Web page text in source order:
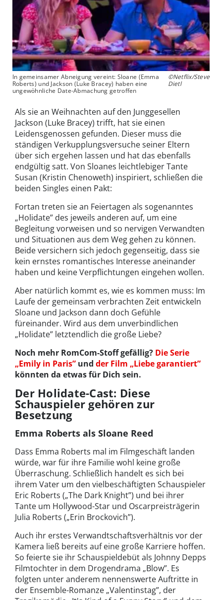
In gemeinsamer Abneigung vereint: Sloane (Emma
Roberts) und Jackson (Luke Bracey) haben eine
ungewöhnliche Date-Abmachung getroffen
©Netflix/Steve
Dietl
Als sie an Weihnachten auf den Junggesellen
Jackson (Luke Bracey) trifft, hat sie einen
Leidensgenossen gefunden. Dieser muss die
ständigen Verkupplungsversuche seiner Eltern
über sich ergehen lassen und hat das ebenfalls
endgültig satt. Von Sloanes leichtlebiger Tante
Susan (Kristin Chenoweth) inspiriert, schließen die
beiden Singles einen Pakt:
Fortan treten sie an Feiertagen als sogenanntes
„Holidate” des jeweils anderen auf, um eine
Begleitung vorweisen und so nervigen Verwandten
und Situationen aus dem Weg gehen zu können.
Beide versichern sich jedoch gegenseitig, dass sie
kein ernstes romantisches Interesse aneinander
haben und keine Verpflichtungen eingehen wollen.
Aber natürlich kommt es, wie es kommen muss: Im
Laufe der gemeinsam verbrachten Zeit entwickeln
Sloane und Jackson dann doch Gefühle
füreinander. Wird aus dem unverbindlichen
„Holidate” letztendlich die große Liebe?
Noch mehr RomCom-Stoff gefällig? Die Serie
„Emily in Paris” und der Film „Liebe garantiert”
könnten da etwas für Dich sein.
Der Holidate-Cast: Diese
Schauspieler gehören zur
Besetzung
Emma Roberts als Sloane Reed
Dass Emma Roberts mal im Filmgeschäft landen
würde, war für ihre Familie wohl keine große
Überraschung. Schließlich handelt es sich bei
ihrem Vater um den vielbeschäftigten Schauspieler
Eric Roberts („The Dark Knight”) und bei ihrer
Tante um Hollywood-Star und Oscarpreisträgerin
Julia Roberts („Erin Brockovich”).
Auch ihr erstes Verwandtschaftsverhältnis vor der
Kamera ließ bereits auf eine große Karriere hoffen.
So feierte sie ihr Schauspieldebüt als Johnny Depps
Filmtochter in dem Drogendrama „Blow”. Es
folgten unter anderem nennenswerte Auftritte in
der Ensemble-Romanze „Valentinstag”, der